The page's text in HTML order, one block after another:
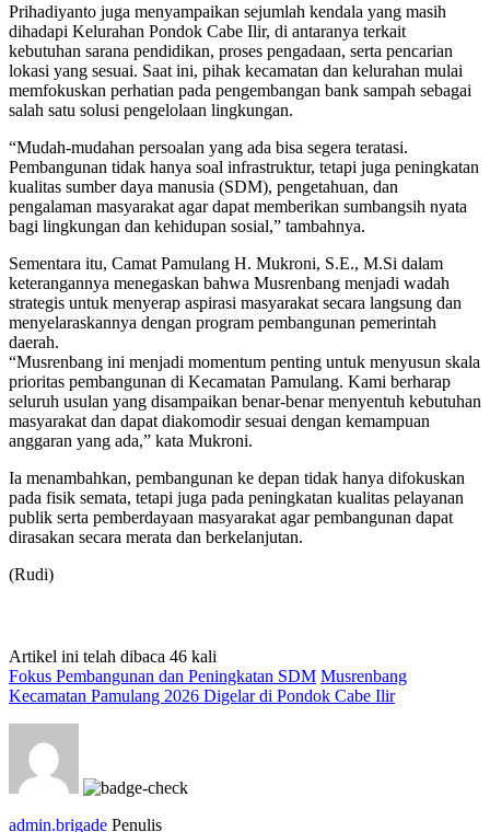
Prihadiyanto juga menyampaikan sejumlah kendala yang masih
dihadapi Kelurahan Pondok Cabe Ilir, di antaranya terkait
kebutuhan sarana pendidikan, proses pengadaan, serta pencarian
lokasi yang sesuai. Saat ini, pihak kecamatan dan kelurahan mulai
memfokuskan perhatian pada pengembangan bank sampah sebagai
salah satu solusi pengelolaan lingkungan.
“Mudah-mudahan persoalan yang ada bisa segera teratasi.
Pembangunan tidak hanya soal infrastruktur, tetapi juga peningkatan
kualitas sumber daya manusia (SDM), pengetahuan, dan
pengalaman masyarakat agar dapat memberikan sumbangsih nyata
bagi lingkungan dan kehidupan sosial,” tambahnya.
Sementara itu, Camat Pamulang H. Mukroni, S.E., M.Si dalam
keterangannya menegaskan bahwa Musrenbang menjadi wadah
strategis untuk menyerap aspirasi masyarakat secara langsung dan
menyelaraskannya dengan program pembangunan pemerintah
daerah.
“Musrenbang ini menjadi momentum penting untuk menyusun skala
prioritas pembangunan di Kecamatan Pamulang. Kami berharap
seluruh usulan yang disampaikan benar-benar menyentuh kebutuhan
masyarakat dan dapat diakomodir sesuai dengan kemampuan
anggaran yang ada,” kata Mukroni.
Ia menambahkan, pembangunan ke depan tidak hanya difokuskan
pada fisik semata, tetapi juga pada peningkatan kualitas pelayanan
publik serta pemberdayaan masyarakat agar pembangunan dapat
dirasakan secara merata dan berkelanjutan.
(Rudi)
Artikel ini telah dibaca 46 kali
Fokus Pembangunan dan Peningkatan SDM Musrenbang
Kecamatan Pamulang 2026 Digelar di Pondok Cabe Ilir
admin.brigade Penulis